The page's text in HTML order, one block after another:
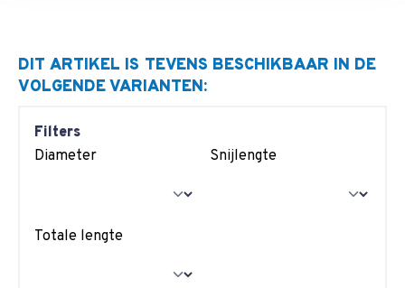
DIT ARTIKEL IS TEVENS BESCHIKBAAR IN DE
VOLGENDE VARIANTEN:
Filters
Diameter
Snijlengte
Totale lengte